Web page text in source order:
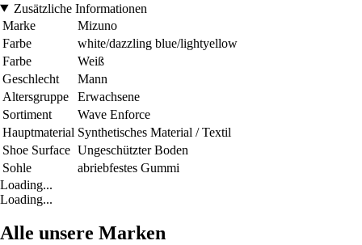
Zusätzliche Informationen
Marke
Mizuno
Farbe
white/dazzling blue/lightyellow
Farbe
Weiß
Geschlecht
Mann
Altersgruppe
Erwachsene
Sortiment
Wave Enforce
Hauptmaterial Synthetisches Material / Textil
Shoe Surface Ungeschützter Boden
Sohle
abriebfestes Gummi
Loading...
Loading...
Alle unsere Marken